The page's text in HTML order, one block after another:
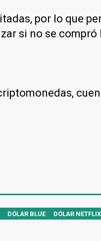
por lo que
si no se
DÓLAR BLUE DÓLAR NETFLIX